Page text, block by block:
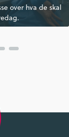
over hva de skal
for opplegget
over hva de skal